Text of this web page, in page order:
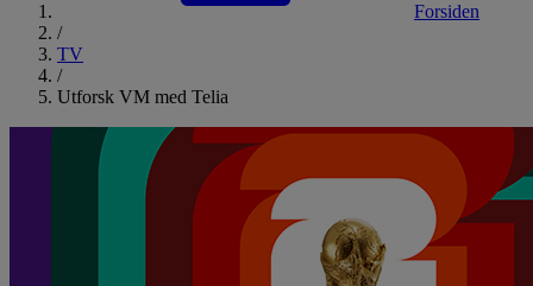
Forsiden
/
TV
/
Utforsk VM med Telia